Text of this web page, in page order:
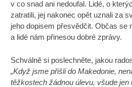
v co snad ani nedoufal. Lidé, o
zatratili, jej nakonec opět uznali za
jeho dopisem přesvědčit. Občas se
a lidé nám přinesou dobré zprávy.
Schválně si poslechněte, jakou
„Když jsme přišli do Makedonie,
těžkostech žádnou úlevu, všude jen